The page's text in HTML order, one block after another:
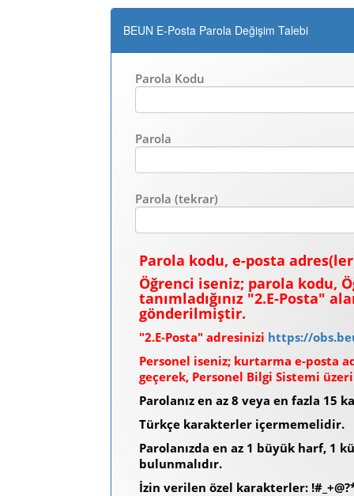
BEUN E-Posta Parola Değişim Talebi
Parola Kodu
Parola
Parola (tekrar)
Parola kodu, e-posta
Öğrenci iseniz; parola kodu,
tanımladığınız "2.E-Posta"
gönderilmiştir.
"2.E-Posta" adresinizi https://
Personel iseniz; kurtarma e-posta
geçerek, Personel Bilgi Sistemi
Parolanız en az 8 veya en fazla 15
Türkçe karakterler içermemelidir.
Parolanızda en az 1 büyük harf, 1
bulunmalıdır.
İzin verilen özel karakterler: